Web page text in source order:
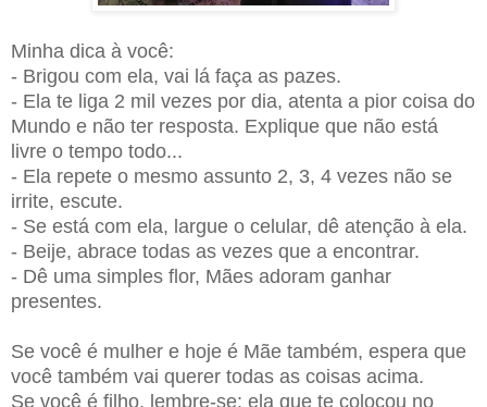
Minha dica à você:
- Brigou com ela, vai lá faça as pazes.
- Ela te liga 2 mil vezes por dia, atenta a pior coisa do
Mundo e não ter resposta. Explique que não está
livre o tempo todo...
- Ela repete o mesmo assunto 2, 3, 4 vezes não se
irrite, escute.
- Se está com ela, largue o celular, dê atenção à ela.
- Beije, abrace todas as vezes que a encontrar.
- Dê uma simples flor, Mães adoram ganhar
presentes.
Se você é mulher e hoje é Mãe também, espera que
você também vai querer todas as coisas acima.
Se você é filho, lembre-se: ela que te colocou no